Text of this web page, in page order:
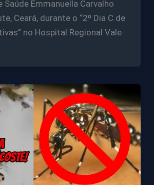
Saúde Emmanuella Carvalho
Ceará, durante o “2º Dia C de
no Hospital Regional Vale